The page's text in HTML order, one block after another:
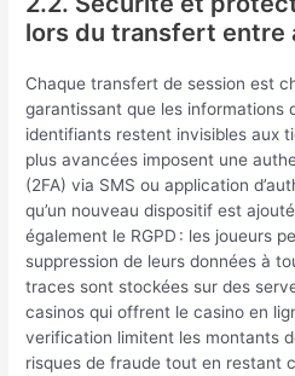
lors du transfert entre
Chaque transfert de session est
garantissant que les informations
identifiants restent invisibles aux
plus avancées imposent une
(2FA) via SMS ou application
qu’un nouveau dispositif est
également le RGPD : les joueurs
suppression de leurs données à
traces sont stockées sur des
casinos qui offrent le casino en
verification limitent les montants
risques de fraude tout en restant